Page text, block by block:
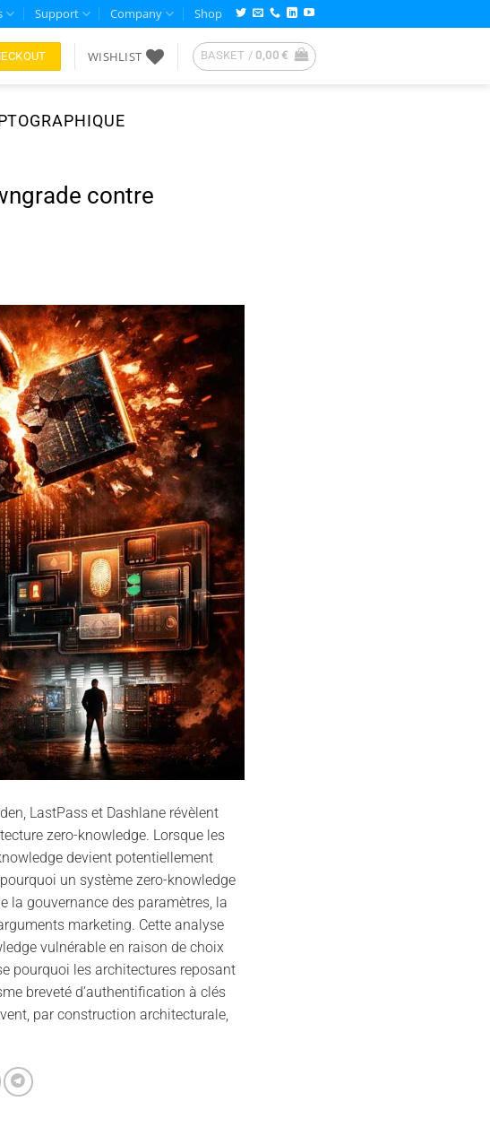
Support Company Shop
WISHLIST BASKET / 0,00€
contre
LastPass et Dashlane révèlent
zero-knowledge. Lorsque les
devient potentiellement
un système zero-knowledge
la gouvernance des paramètres, la
marketing. Cette analyse
vulnérable en raison de choix
pourquoi les architectures reposant
breveté d’authentification à clés
par construction architecturale,